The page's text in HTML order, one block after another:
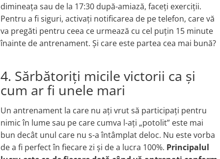
dimineața sau de la 17:30 după-amiază, faceți exerciții.
Pentru a fi siguri, activați notificarea de pe telefon, care vă
va pregăti pentru ceea ce urmează cu cel puțin 15 minute
înainte de antrenament. Și care este partea cea mai bună?
4. Sărbătoriți micile victorii ca și
cum ar fi unele mari
Un antrenament la care nu ați vrut să participați pentru
nimic în lume sau pe care cumva l-ați „potolit” este mai
bun decât unul care nu s-a întâmplat deloc. Nu este vorba
de a fi perfect în fiecare zi și de a lucra 100%. Principalul